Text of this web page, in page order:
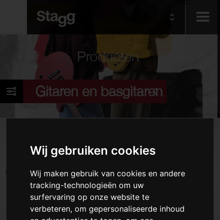
Wij gebruiken cookies
Wij maken gebruik van cookies en andere
tracking-technologieën om uw
surfervaring op onze website te
verbeteren, om gepersonaliseerde inhoud
Kids
Lighting
Producten
Gitaren en basgitaren
Elektrische gitaren
Akoestische gitaren
Basgitaren
Folkinstrumenten
Hoezen en koffers